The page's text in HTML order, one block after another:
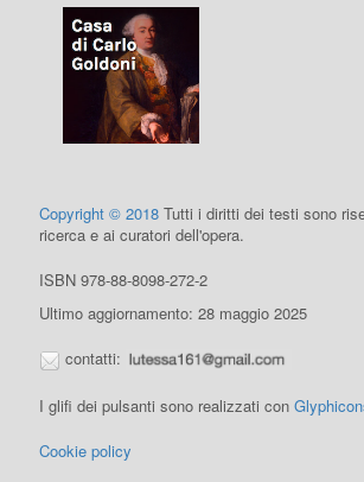
Copyright © 2018 Tutti i diritti dei testi sono
ricerca e ai curatori dell'opera.
ISBN 978-88-8098-272-2
Ultimo aggiornamento: 28 maggio 2025
contatti:
I glifi dei pulsanti sono realizzati con
Cookie policy